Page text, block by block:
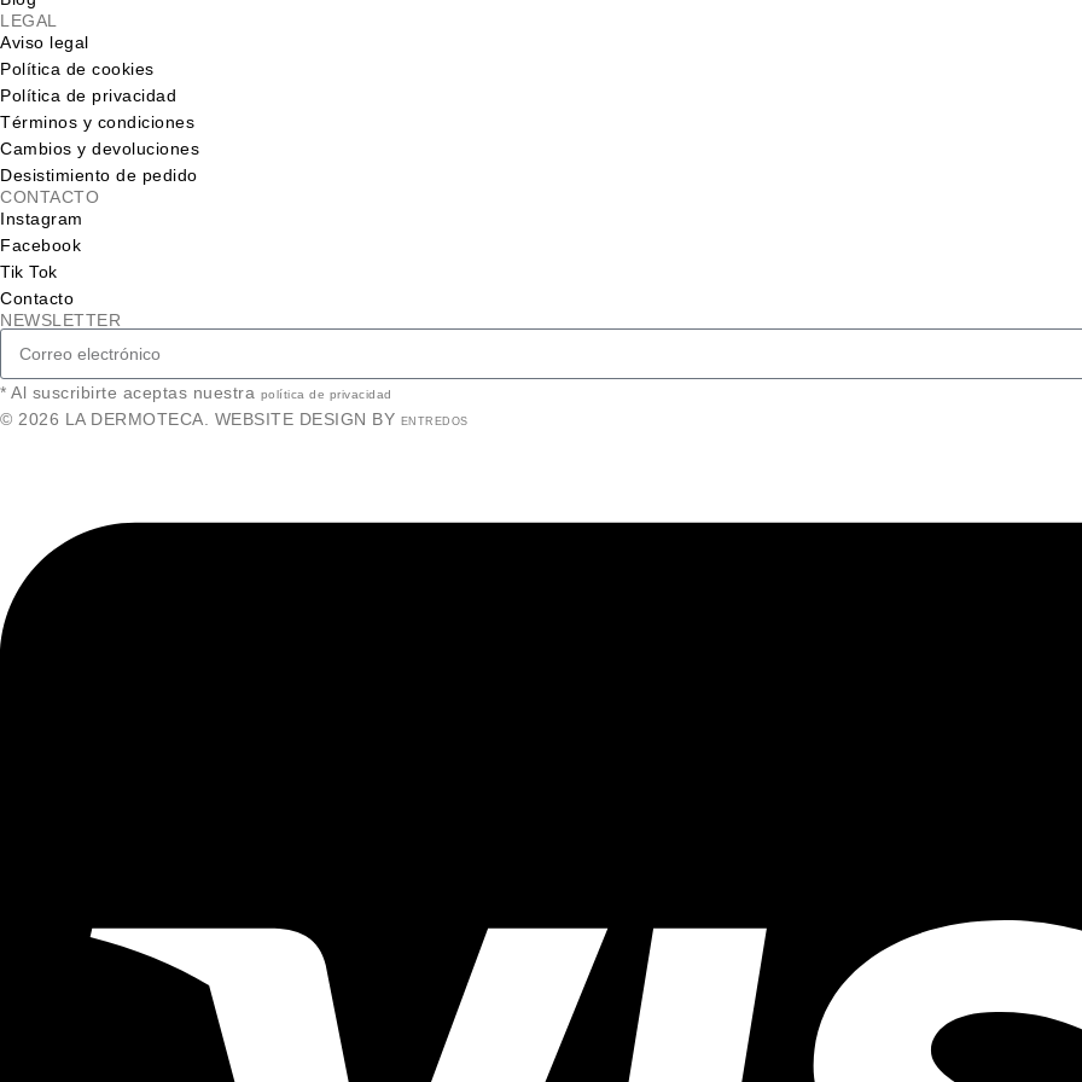
LEGAL
Aviso legal
Política de cookies
Política de privacidad
Términos y condiciones
Cambios y devoluciones
Desistimiento de pedido
CONTACTO
Instagram
Facebook
Tik Tok
Contacto
NEWSLETTER
* Al suscribirte aceptas nuestra política de privacidad
© 2026 LA DERMOTECA. WEBSITE DESIGN BY ENTREDOS